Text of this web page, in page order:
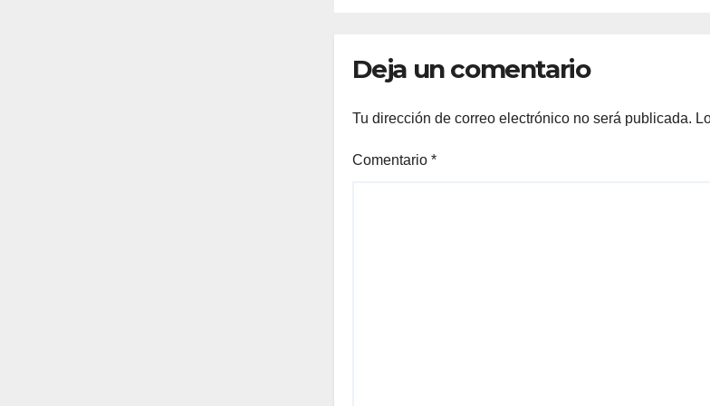
Deja un comentario
Tu dirección de correo electrónico no será publicada.
Comentario *